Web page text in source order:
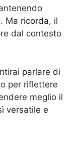
Ma ricorda, il
dal contesto
parlare di
per riflettere
meglio il
versatile e